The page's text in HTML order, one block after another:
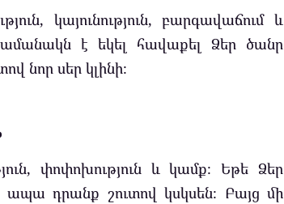
կայունություն, բարգավաճում և
է եկել հավաքել Ձեր ծանր
նոր սեր կլինի։
փոփոխություն և կամք։ Եթե Ձեր
ապա դրանք շուտով կսկսեն։ Բայց մի